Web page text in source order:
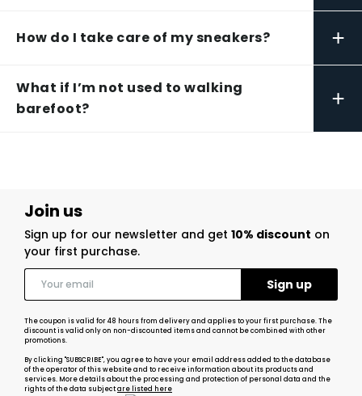
How do I take care of my sneakers? +
What if I’m not used to walking
barefoot?
+
Join us
Sign up for our newsletter and get 10% discount on
your first purchase.
The coupon is valid for 48 hours from delivery and applies to your first purchase. The
discount is valid only on non-discounted items and cannot be combined with other
promotions.
By clicking "SUBSCRIBE", you agree to have your email address added to the database
of the operator of this website and to receive information about its products and
services. More details about the processing and protection of personal data and the
rights of the data subjectare listed here